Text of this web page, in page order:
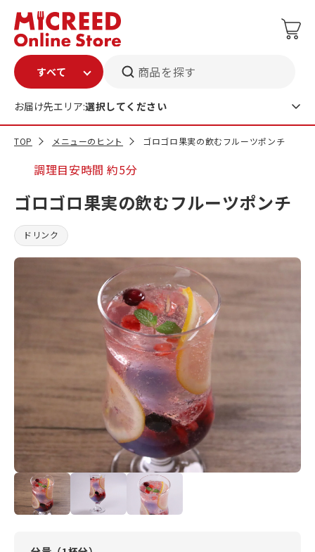
商品を探す
お届け先エリア:選択してください
TOP メニューのヒント ゴロゴロ果実の飲むフルーツポンチ
調理目安時間約5分
ゴロゴロ果実の飲むフルーツポンチ
ドリンク